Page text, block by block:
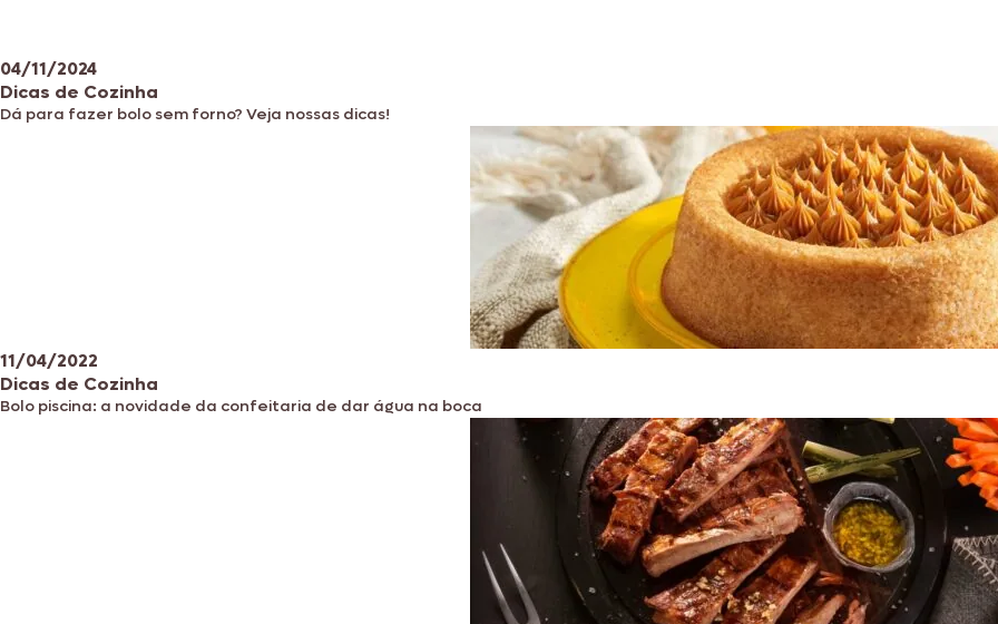
04/11/2024
Dicas de Cozinha
Dá para fazer bolo sem forno? Veja nossas dicas!
11/04/2022
Dicas de Cozinha
Bolo piscina: a novidade da confeitaria de dar água na boca